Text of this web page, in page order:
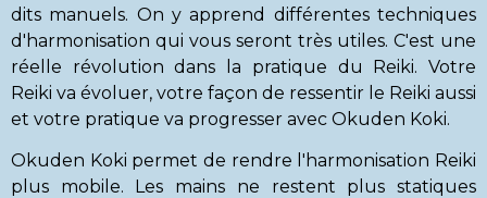
dits manuels. On y apprend différentes techniques
d'harmonisation qui vous seront très utiles. C'est une
réelle révolution dans la pratique du Reiki. Votre
Reiki va évoluer, votre façon de ressentir le Reiki aussi
et votre pratique va progresser avec Okuden Koki.
Okuden Koki permet de rendre l'harmonisation Reiki
plus mobile. Les mains ne restent plus statiques